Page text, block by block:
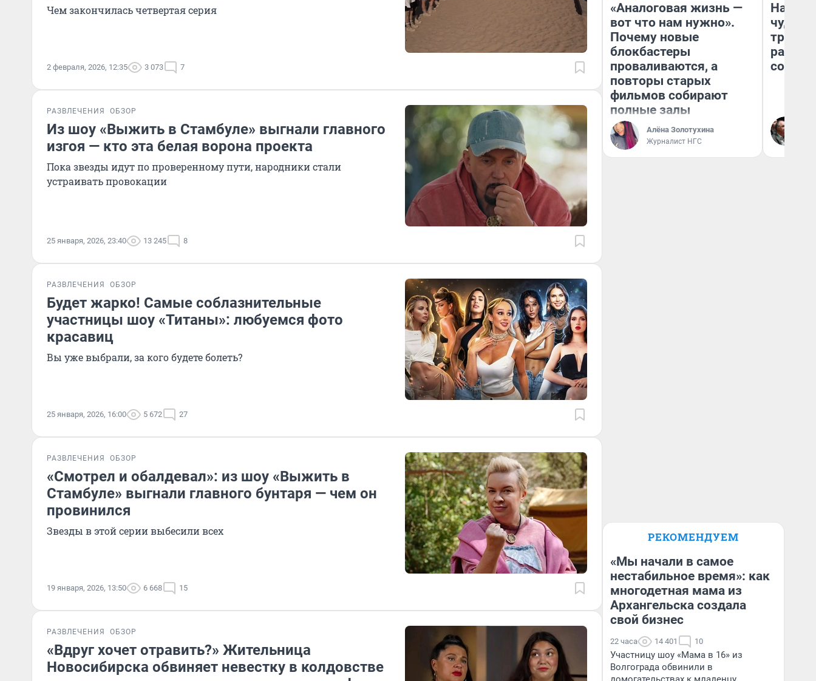
Чем закончилась четвертая серия
2 февраля, 2026, 12:35 3 073 7
РАЗВЛЕЧЕНИЯ ОБЗОР
Из шоу «Выжить в Стамбуле» выгнали главного
изгоя — кто эта белая ворона проекта
Пока звезды идут по проверенному пути, народники стали
устраивать провокации
25 января, 2026, 23:40 13 245 8
РАЗВЛЕЧЕНИЯ ОБЗОР
Будет жарко! Самые соблазнительные
участницы шоу «Титаны»: любуемся фото
красавиц
Вы уже выбрали, за кого будете болеть?
25 января, 2026, 16:00 5 672 27
РАЗВЛЕЧЕНИЯ ОБЗОР
«Смотрел и обалдевал»: из шоу «Выжить в
Стамбуле» выгнали главного бунтаря — чем он
провинился
Звезды в этой серии выбесили всех
19 января, 2026, 13:50 6 668 15
РАЗВЛЕЧЕНИЯ ОБЗОР
«Вдруг хочет отравить?» Жительница
Новосибирска обвиняет невестку в колдовстве
«Аналоговая жизнь —
вот что нам нужно».
Почему новые
блокбастеры
проваливаются, а
повторы старых
фильмов собирают
полные залы
Алёна Золотухина
Журналист НГС
чудом
РЕКОМЕНДУЕМ
«Мы начали в самое
нестабильное время»: как
многодетная мама из
Архангельска создала
свой бизнес
22 часа 14 401 10
Участницу шоу «Мама в 16» из
Волгограда обвинили в